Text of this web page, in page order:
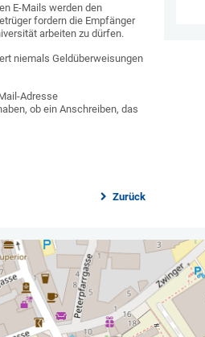
E-Mails werden den
fordern die Empfänger
arbeiten zu dürfen.
niemals Geldüberweisungen
Adresse
ob ein Anschreiben, das
Zurück